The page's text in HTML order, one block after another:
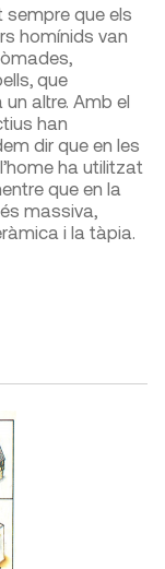
sempre que els
homínids van
que
altre. Amb el
han
dir que en les
ha utilitzat
que en la
massiva,
i la tàpia.